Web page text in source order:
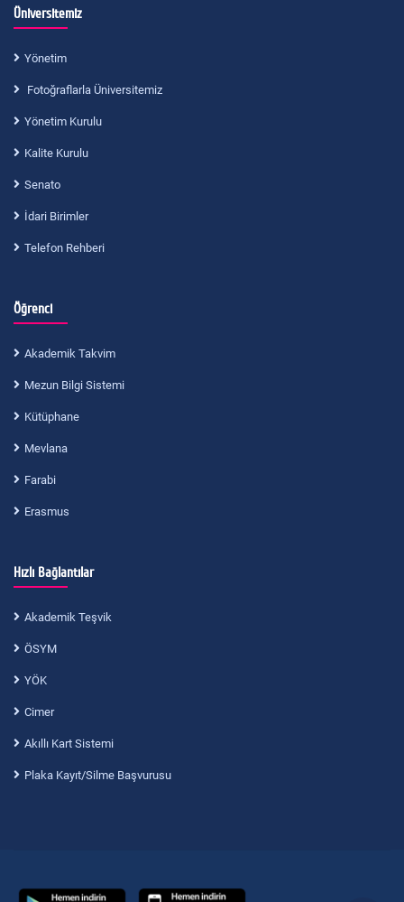
Üniversitemiz
Yönetim
Fotoğraflarla Üniversitemiz
Yönetim Kurulu
Kalite Kurulu
Senato
İdari Birimler
Telefon Rehberi
Öğrenci
Akademik Takvim
Mezun Bilgi Sistemi
Kütüphane
Mevlana
Farabi
Erasmus
Hızlı Bağlantılar
Akademik Teşvik
ÖSYM
YÖK
Cimer
Akıllı Kart Sistemi
Plaka Kayıt/Silme Başvurusu